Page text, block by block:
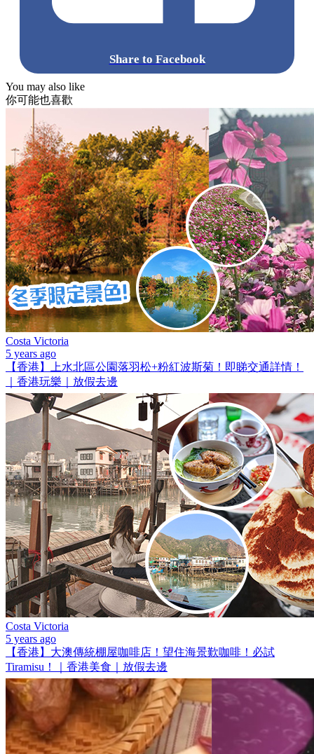
Share to Facebook
You may also like
你可能也喜歡
Costa Victoria
5 years ago
【香港】上水北區公園落羽松+粉紅波斯菊！即睇交通詳情！
｜香港玩樂｜放假去邊
Costa Victoria
5 years ago
【香港】大澳傳統棚屋咖啡店！望住海景歎咖啡！必試
Tiramisu！｜香港美食｜放假去邊